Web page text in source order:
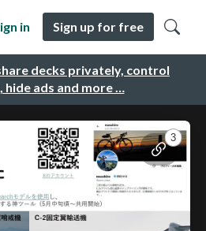
decks privately, control
hide ads and more …
in Sign up for free